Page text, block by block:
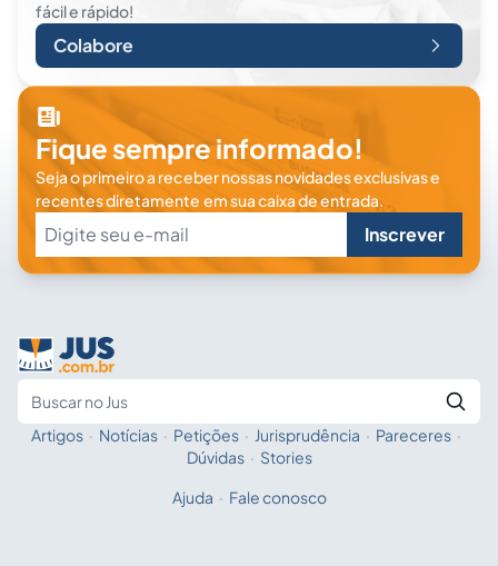
fácil e rápido!
Colabore
Fique sempre informado!
Seja o primeiro a receber nossas novidades exclusivas e
recentes diretamente em sua caixa de entrada.
Inscrever
Fale com a IA
Artigos · Notícias · Petições · Jurisprudência · Pareceres ·
Dúvidas · Stories
Ajuda · Fale conosco